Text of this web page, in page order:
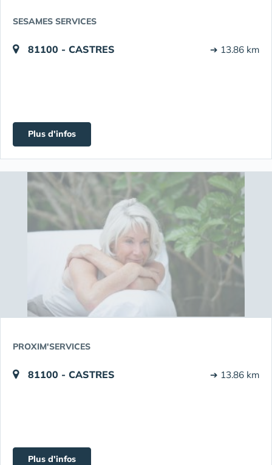
SESAMES SERVICES
81100 - CASTRES ➔ 13.86 km
Plus d'infos
PROXIM'SERVICES
81100 - CASTRES ➔ 13.86 km
Plus d'infos